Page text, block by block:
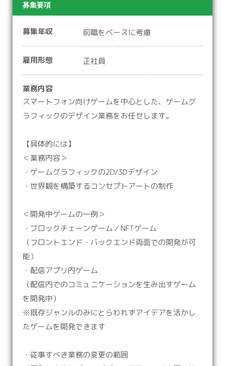
募集要項
募集年収 前職をベースに考慮
雇用形態 正社員
業務内容
スマートフォン向けゲームを中心とした、ゲームグ
ラフィックのデザイン業務をお任せします。
【具体的には】
＜業務内容＞
・ゲームグラフィックの2D/3Dデザイン
・世界観を構築するコンセプトアートの制作
＜開発中ゲームの一例＞
・ブロックチェーンゲーム／NFTゲーム
（フロントエンド・バックエンド両面での開発が可
能）
・配信アプリ内ゲーム
（配信内でのコミュニケーションを生み出すゲーム
を開発中）
※既存ジャンルのみにとらわれずアイデアを活かし
たゲームを開発できます
・従事すべき業務の変更の範囲